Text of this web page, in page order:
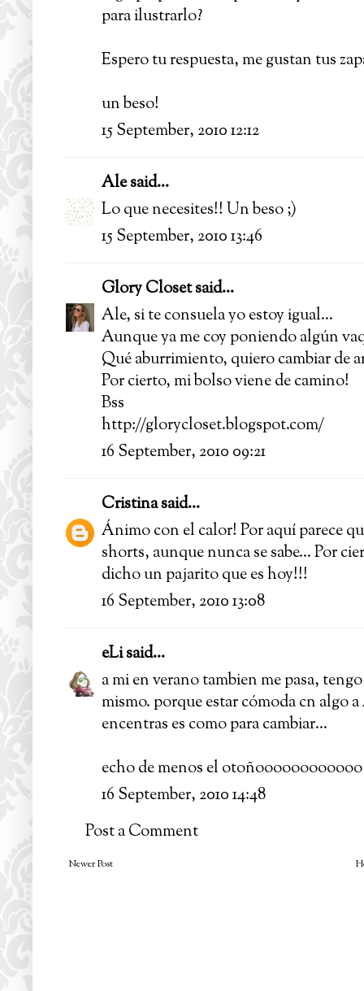
para ilustrarlo?
Espero tu respuesta, me gustan tus
un beso!
15 September, 2010 12:12
Alesaid...
Lo que necesites!! Un beso ;)
15 September, 2010 13:46
Glory Closetsaid...
Ale, si te consuela yo estoy igual...
Aunque ya me coy poniendo algún
Qué aburrimiento, quiero cambiar de
Por cierto, mi bolso viene de camino!
Bss
http://glorycloset.blogspot.com/
16 September, 2010 09:21
Cristinasaid...
Ánimo con el calor! Por aquí parece
shorts, aunque nunca se sabe... Por
dicho un pajarito que es hoy!!!
16 September, 2010 13:08
eLisaid...
a mi en verano tambien me pasa,
mismo. porque estar cómoda cn algo
encentras es como para cambiar...
echo de menos el otoñoooooooooooo
16 September, 2010 14:48
Post a Comment
Newer Post